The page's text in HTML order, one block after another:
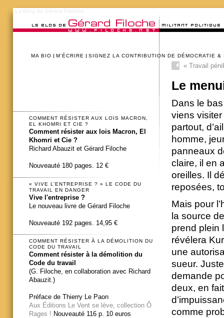
MA BIO M’ÉCRIRE SIGNEZ LA CONTRIBUTION DE DÉMOCRATIE &
«Travail
Le
Dans le
viens
partout,
homme,
panneaux
claire, il en
oreilles. Il
reposées,
Mais pour
la source
prend plein
révélera
une
sueur.
demande
deux, en
comme
COMMENT RÉSISTER AUX LOIS MACRON,
EL KHOMRI ET CIE ?
Comment résister aux lois Macron, El
Khomri et Cie ?
Richard Abauzit et Gérard Filoche
Nouveauté 180 pages. 12 €
« VIVE L’ENTREPRISE ? » LE CODE DU
TRAVAIL EN DANGER
Vive l'entreprise ?
Le nouveau livre de Gérard Filoche
Nouveauté 192 pages. 14,95 €
COMMENT RÉSISTER À LA DÉMOLITION DU
CODE DU TRAVAIL
Comment résister à la démolition du
Code du travail
(G. Filoche, en collaboration avec Richard
Abauzit.)
Préface de Thierry Le Paon
Aux Éditions Le Vent se lève, collection Ô
Rages ! Nouveauté 116 p. 10 euros